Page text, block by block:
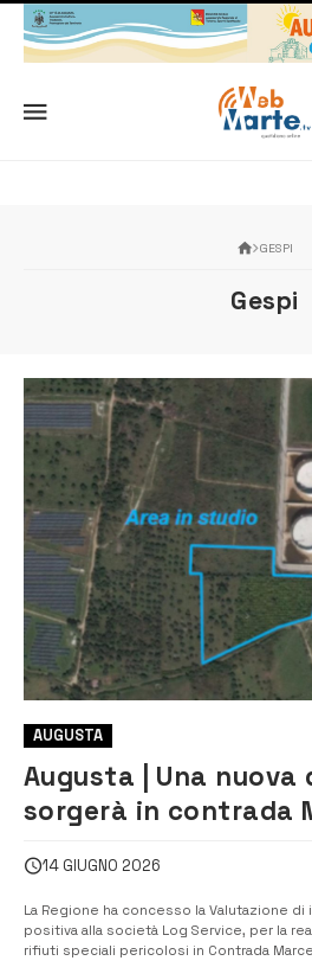
GESPI
Gespi
AUGUSTA
Augusta | Una nuova
sorgerà in contrada
14 GIUGNO 2026
La Regione ha concesso la Valutazione
positiva alla società Log Service, per la
rifiuti speciali pericolosi in Contrada